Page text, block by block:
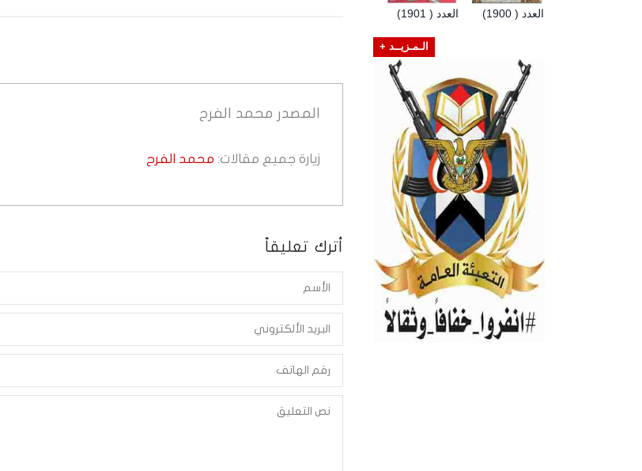
المصدر محمد الفرح
زيارة جميع مقالات: محمد الفرح
أترك تعليقاً
العدد ( 1901) العدد ( 1900)
الـمـزيــد +